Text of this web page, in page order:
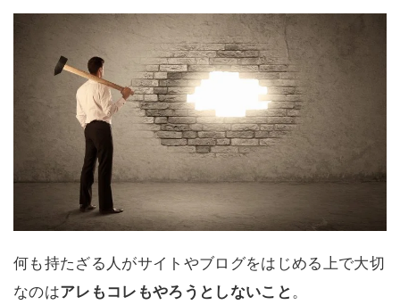
何も持たざる人がサイトやブログをはじめる上で大切
なのはアレもコレもやろうとしないこと 。